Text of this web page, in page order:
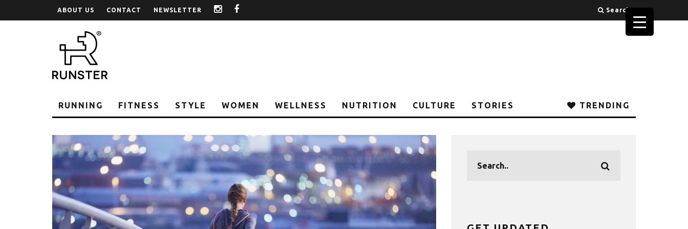
ABOUT US CONTACT NEWSLETTER instagram Search
RUNNING FITNESS STYLE WOMEN WELLNESS NUTRITION CULTURE STORIES TRENDING